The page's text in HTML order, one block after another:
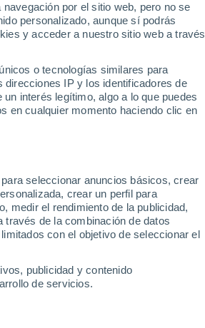
por el sitio web, pero no se
personalizado, aunque sí podrás
y acceder a nuestro sitio web a través
o tecnologías similares para
IP y los identificadores de
interés legítimo, algo a lo que puedes
en cualquier momento haciendo clic en
seleccionar anuncios básicos, crear
crear un perfil para
medir el rendimiento de la publicidad,
través de la combinación de datos
con el objetivo de seleccionar el
publicidad y contenido
de servicios.
38°
23°
Nimes
34°
16°
Mende
36°
19°
Mons